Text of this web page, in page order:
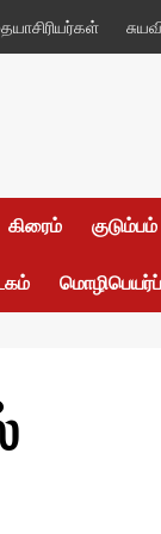
கிரைம் குடும்பம்